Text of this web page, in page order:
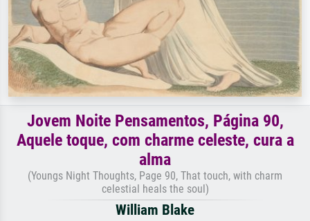
Jovem Noite Pensamentos, Página 90,
Aquele toque, com charme celeste, cura a
alma
(Youngs Night Thoughts, Page 90, That touch, with charm
celestial heals the soul)
William Blake